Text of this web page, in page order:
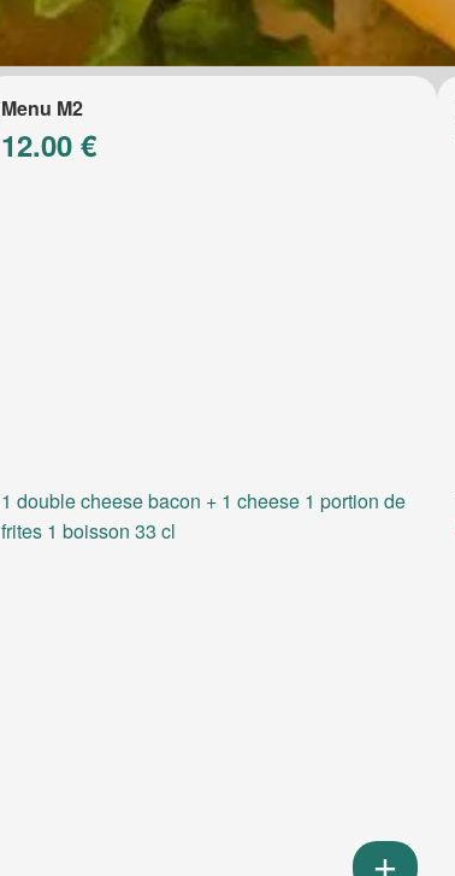
Menu M2
12.00 €
1 double cheese bacon + 1 cheese 1 portion de
frites 1 boisson 33 cl